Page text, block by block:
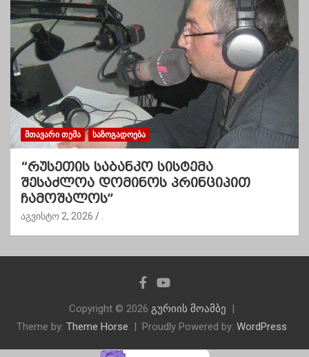
ᲛᲗᲐᲕᲐᲠᲘ ᲗᲔᲛᲐ ᲡᲐᲖᲝᲒᲐᲓᲝᲔᲑᲐ
“რუსეთის საბანკო სისტემა
შესაძლოა დომინოს პრინციპით
ჩამოშალოს”
აგვისტო 2, 2026 .
Copyright © 2026 გურიის მოამბე
Theme by: Theme Horse Proudly Powered by: WordPress